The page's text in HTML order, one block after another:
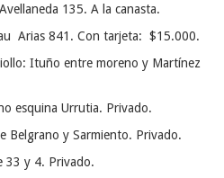
135. A la canasta.
841. Con tarjeta: $15.000.
Ituño entre moreno y Martínez
esquina Urrutia. Privado.
y Sarmiento. Privado.
y 4. Privado.